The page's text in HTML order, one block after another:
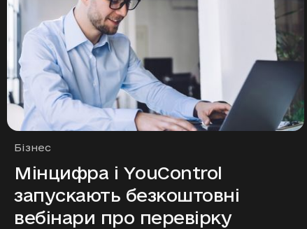
Рубрики
Бізнес
Мінцифра і YouControl
запускають безкоштовні
вебінари про перевірку